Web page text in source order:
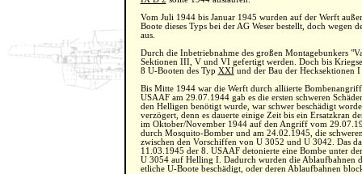
Vom Juli 1944 bis Januar 1945 wurden auf der Werft
Boote dieses Typs bei der AG Weser bestellt, doch
aus.
Durch die Inbetriebnahme des großen Montagebunkers
Sektionen III, V und VI gefertigt werden. Doch bis
8 U-Booten des Typ XXIund der Bau der Hecksektionen
Bis Mitte 1944 war die Werft durch alliierte
USAAF am 29.07.1944 gab es die ersten schweren
den Helligen benötigt wurde, war schwer beschädigt
verzögert, denn es dauerte einige Zeit bis ein Ersatzkran
im Oktober/November 1944 auf den Angriff vom
durch Mosquito-Bomber und am 24.02.1945, die
zwischen den Vorschiffen von U 3052 und U 3042. Das
11.03.1945 der 8. USAAF detonierte eine Bombe unter
U 3054 auf Helling I. Dadurch wurden die Ablaufbahnen
etliche U-Boote beschädigt, oder deren Ablaufbahnen